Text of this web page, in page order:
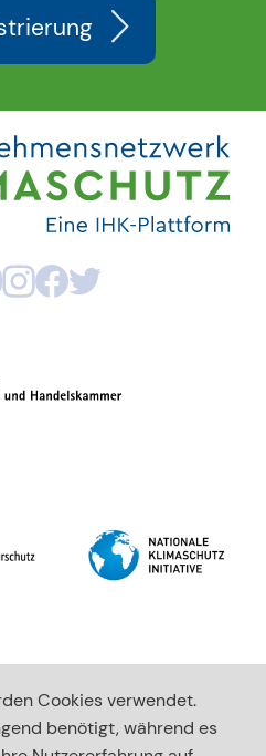
Cookies verwendet.
benötigt, während es